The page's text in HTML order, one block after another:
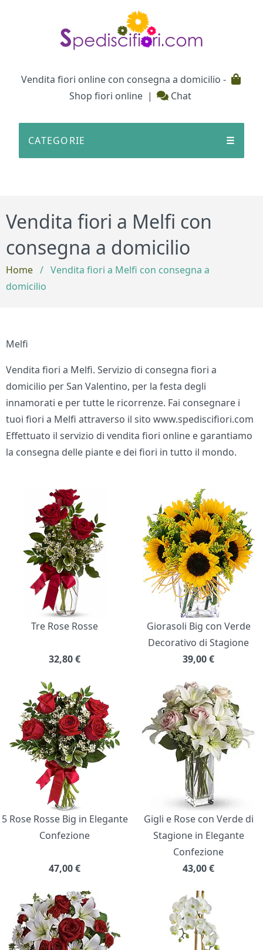
Vendita fiori online con consegna a domicilio -
Shop fiori online | Chat
CATEGORIE ☰
Vendita fiori a Melfi con
consegna a domicilio
Home / Vendita fiori a Melfi con consegna a
domicilio
Melfi
Vendita fiori a Melfi. Servizio di consegna fiori a
domicilio per San Valentino, per la festa degli
innamorati e per tutte le ricorrenze. Fai consegnare i
tuoi fiori a Melfi attraverso il sito www.spediscifiori.com
Effettuato il servizio di vendita fiori online e garantiamo
la consegna delle piante e dei fiori in tutto il mondo.
Bouquet di fiori
Tre Rose Rosse
32,80€
Giorasoli Big con Verde
Decorativo di Stagione
39,00€
5 Rose Rosse Big in Elegante
Confezione
47,00€
Gigli e Rose con Verde di
Stagione in Elegante
Confezione
43,00€